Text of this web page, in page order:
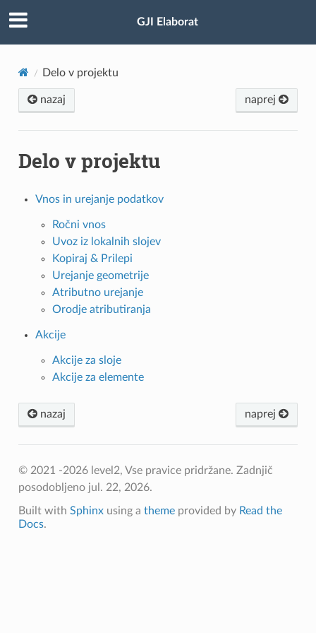
GJI Elaborat
Delo v projektu
nazaj naprej
Delo v projektu
Vnos in urejanje podatkov
Ročni vnos
Uvoz iz lokalnih slojev
Kopiraj & Prilepi
Urejanje geometrije
Atributno urejanje
Orodje atributiranja
Akcije
Akcije za sloje
Akcije za elemente
nazaj naprej
© 2021 -2026 level2, Vse pravice pridržane. Zadnjič
posodobljeno jul. 22, 2026.
Built with Sphinxusing a themeprovided by Read the
Docs.